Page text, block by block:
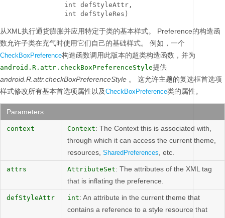
                int defStyleAttr,
                int defStyleRes)
从XML执行通货膨胀并应用特定于类的基本样式。
Preference的构造函
数允许子类在充气时使用它们自己的基础样式。
例如，一个
CheckBoxPreference构造函数调用此版本的超类构造函数，并为
android.R.attr.checkBoxPreferenceStyle提供
android.R.attr.checkBoxPreferenceStyle 。
这允许主题的复选框首选项
样式修改所有基本首选项属性以及CheckBoxPreference类的属性。
Parameters
context Context: The Context this is associated with,
through which it can access the current theme,
resources, SharedPreferences , etc.
attrs AttributeSet: The attributes of the XML tag
that is inflating the preference.
defStyleAttr int: An attribute in the current theme that
contains a reference to a style resource that